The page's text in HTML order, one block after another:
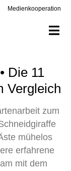
Medienkooperation
Vergleich
zum
mühelos
erfahrene
mit dem